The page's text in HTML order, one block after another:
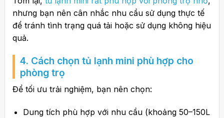
nhưng bạn nên cân nhắc nhu cầu sử dụng thực tế
để tránh tình trạng quá tải hoặc sử dụng không hiệu
quả.
4. Cách chọn tủ lạnh mini phù hợp cho
phòng trọ
Để tối ưu trải nghiệm, bạn nên chọn:
Dung tích phù hợp với nhu cầu (khoảng 50–150L